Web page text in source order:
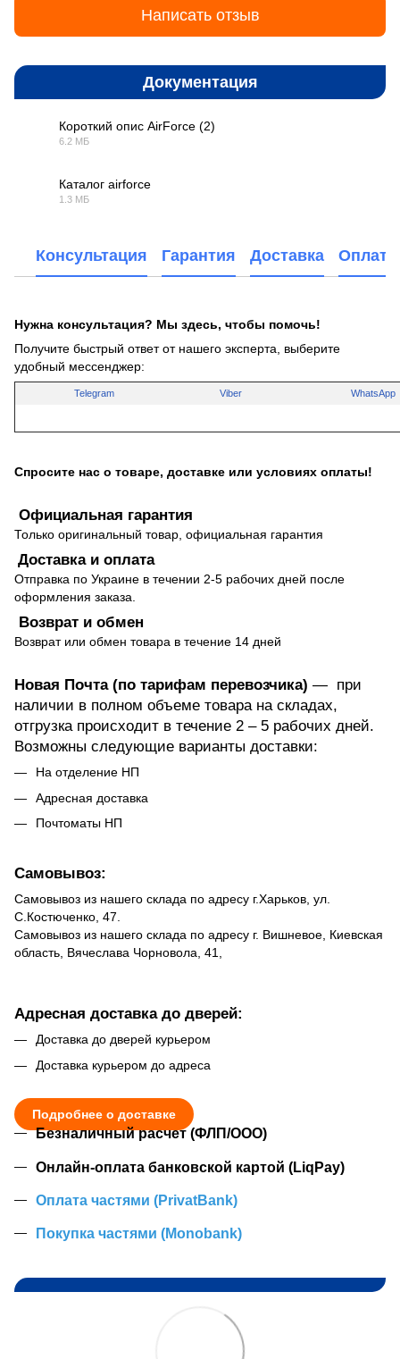
Написать отзыв
Документация
Короткий опис AirForce (2)
6.2 МБ
Каталог airforce
1.3 МБ
Консультация Гарантия Доставка Оплата
Нужна консультация? Мы здесь, чтобы помочь!
Получите быстрый ответ от нашего эксперта, выберите
удобный мессенджер:
Telegram Viber WhatsApp
Спросите нас о товаре, доставке или условиях оплаты!
Официальная гарантия
Только оригинальный товар, официальная гарантия
Доставка и оплата
Отправка по Украине в течении 2-5 рабочих дней после
оформления заказа.
Возврат и обмен
Возврат или обмен товара в течение 14 дней
Новая Почта (по тарифам перевозчика) — при
наличии в полном объеме товара на складах,
отгрузка происходит в течение 2 – 5 рабочих дней.
Возможны следующие варианты доставки:
На отделение НП
Адресная доставка
Почтоматы НП
Самовывоз:
Самовывоз из нашего склада по адресу г.Харьков, ул.
С.Костюченко, 47.
Самовывоз из нашего склада по адресу г. Вишневое, Киевская
область, Вячеслава Чорновола, 41,
Адресная доставка до дверей:
Доставка до дверей курьером
Доставка курьером до адреса
Подробнее о доставке
Безналичный расчет (ФЛП/ООО)
Онлайн-оплата банковской картой (LiqPay)
Оплата частями (PrivatBank)
Покупка частями (Monobank)